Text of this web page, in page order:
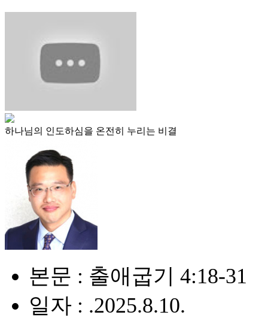
하나님의 인도하심을 온전히 누리는 비결
본문 : 출애굽기 4:18-31
일자 : .2025.8.10.